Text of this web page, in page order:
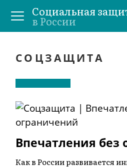
Социальная
в России
СОЦЗАЩИТА
Впечатления без
Как в России развивается